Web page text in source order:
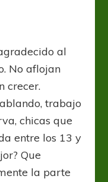
al
No aflojan
crecer.
trabajo
chicas que
entre los 13 y
Que
la parte